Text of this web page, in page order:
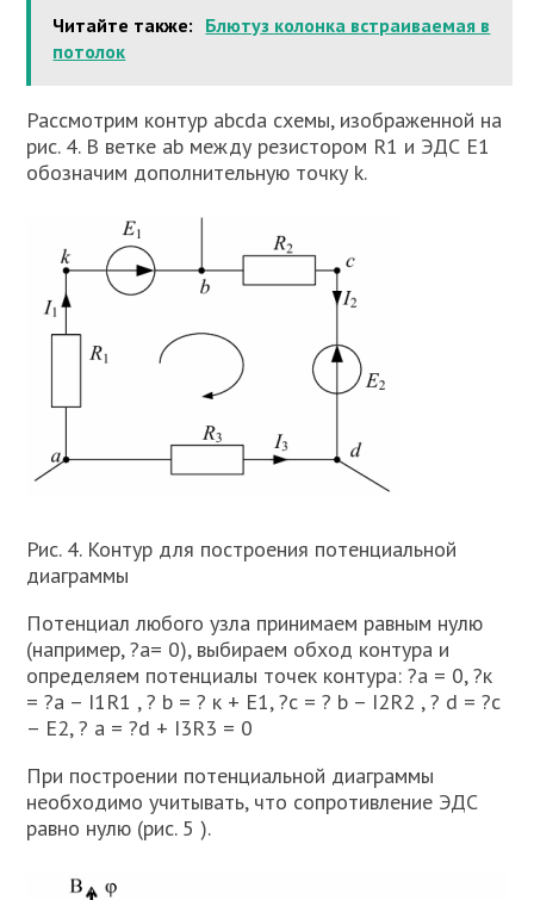
Читайте также: Блютуз колонка встраиваемая в
потолок
Рассмотрим контур abcda схемы, изображенной на
рис. 4. В ветке ab между резистором R1 и ЭДС E1
обозначим дополнительную точку k.
Рис. 4. Контур для построения потенциальной
диаграммы
Потенциал любого узла принимаем равным нулю
(например, ?а= 0), выбираем обход контура и
определяем потенциалы точек контура: ?а = 0, ?к
= ?а – I1R1 , ? b = ? к + Е1, ?с = ? b – I2R2 , ? d = ?c
– Е2, ? a = ?d + I3R3 = 0
При построении потенциальной диаграммы
необходимо учитывать, что сопротивление ЭДС
равно нулю (рис. 5 ).